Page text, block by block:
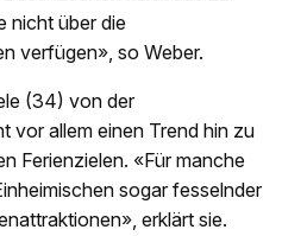
nicht über die
verfügen», so Weber.
(34) von der
vor allem einen Trend hin zu
Ferienzielen. «Für manche
sogar fesselnder
erklärt sie.